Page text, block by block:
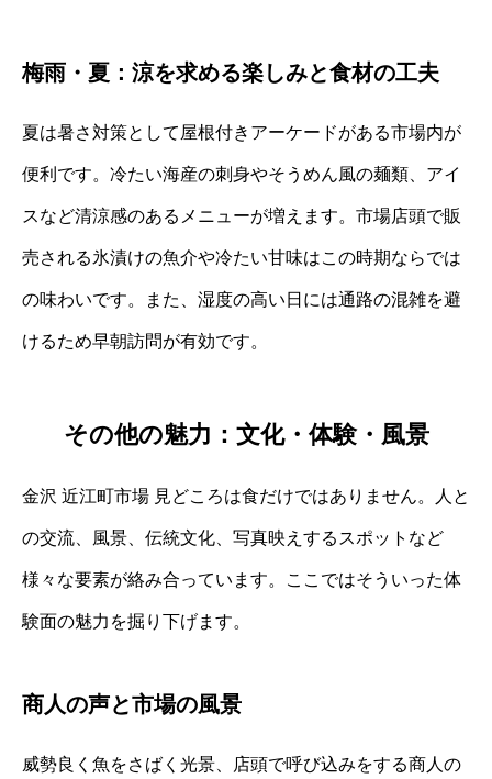
梅雨・夏：涼を求める楽しみと食材の工夫
夏は暑さ対策として屋根付きアーケードがある市場内が
便利です。冷たい海産の刺身やそうめん風の麺類、アイ
スなど清涼感のあるメニューが増えます。市場店頭で販
売される氷漬けの魚介や冷たい甘味はこの時期ならでは
の味わいです。また、湿度の高い日には通路の混雑を避
けるため早朝訪問が有効です。
その他の魅力：文化・体験・風景
金沢 近江町市場 見どころは食だけではありません。人と
の交流、風景、伝統文化、写真映えするスポットなど
様々な要素が絡み合っています。ここではそういった体
験面の魅力を掘り下げます。
商人の声と市場の風景
威勢良く魚をさばく光景、店頭で呼び込みをする商人の